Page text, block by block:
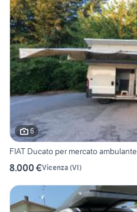
6
FIAT Ducato per mercato ambulante
8.000 €Vicenza (VI)